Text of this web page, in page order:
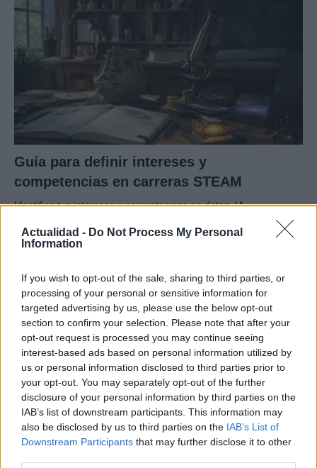
Actualidad - Do Not Process My Personal
Information
If you wish to opt-out of the sale, sharing to third parties, or
processing of your personal or sensitive information for
targeted advertising by us, please use the below opt-out
section to confirm your selection. Please note that after your
opt-out request is processed you may continue seeing
interest-based ads based on personal information utilized by
us or personal information disclosed to third parties prior to
your opt-out. You may separately opt-out of the further
disclosure of your personal information by third parties on the
IAB’s list of downstream participants. This information may
also be disclosed by us to third parties on the IAB’s List of
Downstream Participants that may further disclose it to other
Guía para definir intereses y
competencias en carreras STEAM
Identifica tus intereses y competencias en datos, IA,…
CIENCIA Y TECNOLOGÍA
Protocolos de seguridad ocular y
consejos para fotografiar eclipses solares
Un eclipse solar es un espectáculo natural que…